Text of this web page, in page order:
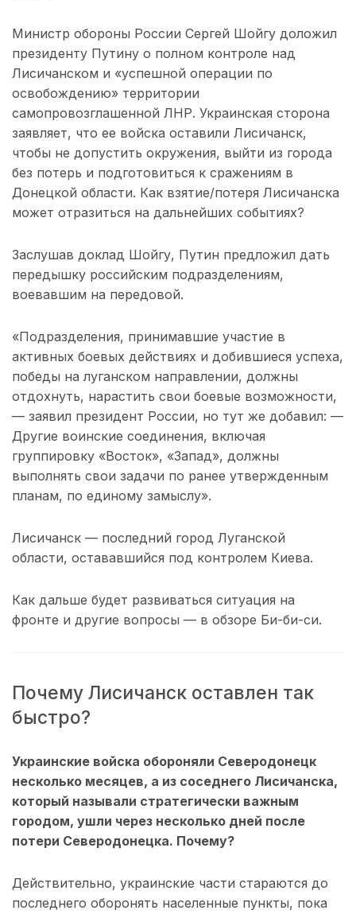
Министр обороны России Сергей Шойгу доложил
президенту Путину о полном контроле над
Лисичанском и «успешной операции по
освобождению» территории
самопровозглашенной ЛНР. Украинская сторона
заявляет, что ее войска оставили Лисичанск,
чтобы не допустить окружения, выйти из города
без потерь и подготовиться к сражениям в
Донецкой области. Как взятие/потеря Лисичанска
может отразиться на дальнейших событиях?
Заслушав доклад Шойгу, Путин предложил дать
передышку российским подразделениям,
воевавшим на передовой.
«Подразделения, принимавшие участие в
активных боевых действиях и добившиеся успеха,
победы на луганском направлении, должны
отдохнуть, нарастить свои боевые возможности,
— заявил президент России, но тут же добавил: —
Другие воинские соединения, включая
группировку «Восток», «Запад», должны
выполнять свои задачи по ранее утвержденным
планам, по единому замыслу».
Лисичанск — последний город Луганской
области, остававшийся под контролем Киева.
Как дальше будет развиваться ситуация на
фронте и другие вопросы — в обзоре Би-би-си.
Почему Лисичанск оставлен так
быстро?
Украинские войска обороняли Северодонецк
несколько месяцев, а из соседнего Лисичанска,
который называли стратегически важным
городом, ушли через несколько дней после
потери Северодонецка. Почему?
Действительно, украинские части стараются до
последнего оборонять населенные пункты, пока